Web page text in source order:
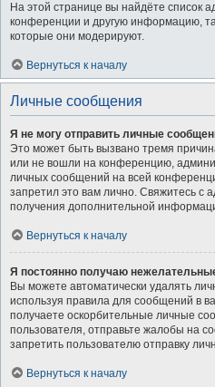
На этой странице вы найдёте список
конференции и другую информацию,
которые они модерируют.
Вернуться к началу
Личные сообщения
Я не могу отправить личные
Это может быть вызвано тремя
или не вошли на конференцию,
личных сообщений на всей
запретил это вам лично. Свяжитесь с
получения дополнительной
Вернуться к началу
Я постоянно получаю
Вы можете автоматически удалять
используя правила для сообщений в
получаете оскорбительные личные
пользователя, отправьте жалобы на
запретить пользователю отправку
Вернуться к началу